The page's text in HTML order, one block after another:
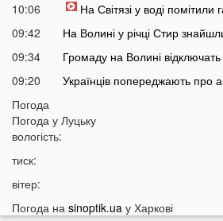
10:06
На Світязі у воді помітили
09:42
На Волині у річці Стир
09:34
Громаду на Волині відключать
09:20
Українців попереджають про
09:05
вважався зниклим безвісти
21:32
20:21
Ці продукти потрібно
Погода
Погода у Луцьку
вологість:
тиск:
вітер:
Погода на sinoptik.ua у Харкові